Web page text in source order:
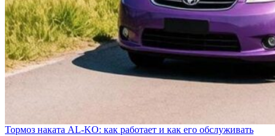
Тормоз наката AL-KO: как работает и как его обслуживать